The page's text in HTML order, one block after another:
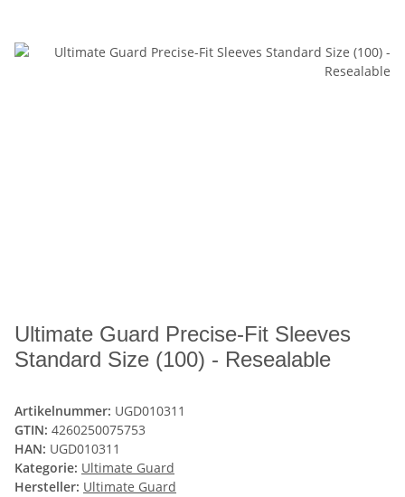
Ultimate Guard Precise-Fit Sleeves
Standard Size (100) - Resealable
Artikelnummer: UGD010311
GTIN: 4260250075753
HAN: UGD010311
Kategorie: Ultimate Guard
Hersteller: Ultimate Guard